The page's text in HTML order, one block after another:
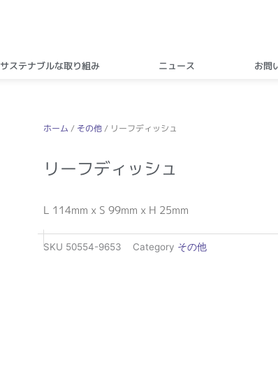
サステナブルな取り組み ニュース お問
ホーム / その他 / リーフディッシュ
リーフディッシュ
L 114mm x S 99mm x H 25mm
SKU 50554-9653 Category その他